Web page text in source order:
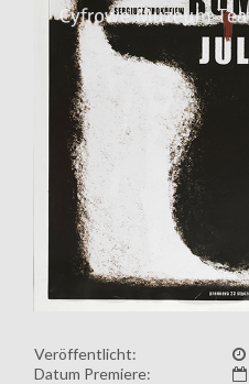
Veröffentlicht:
Datum Premiere: